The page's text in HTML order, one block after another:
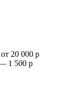
20 000 р
1 500 р